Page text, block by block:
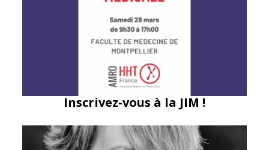
Inscrivez-vous à la JIM !